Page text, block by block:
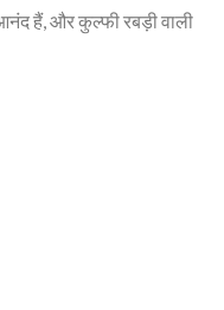
हैं, और कुल्फी रबड़ी वाली